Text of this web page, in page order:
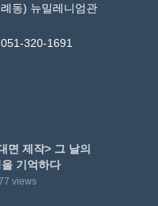
동) 뉴밀레니엄관
320-1691
면 제작> 그 날의
기억하다
views